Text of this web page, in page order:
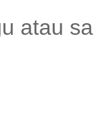
atau